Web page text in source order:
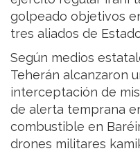
golpeado objetivos
tres aliados de
Según medios
Teherán alcanzaron
interceptación de
de alerta temprana
combustible en
drones militares